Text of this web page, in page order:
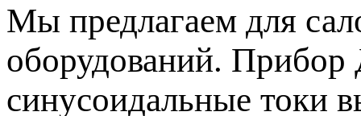
Мы предлагаем для
оборудований. Прибор
синусоидальные токи